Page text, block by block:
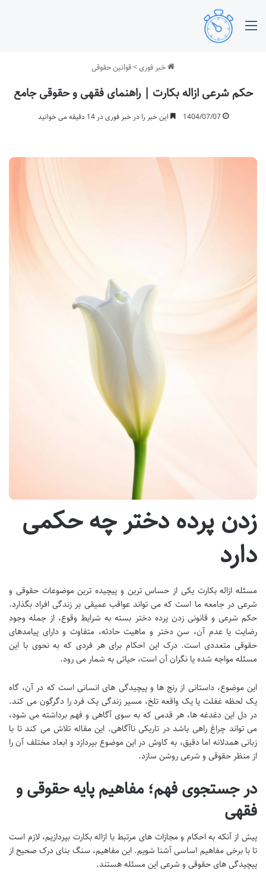
خبر فوری>قوانین حقوقی
حکم شرعی ازاله بکارت | راهنمای فقهی و حقوقی جامع
1404/07/07 این خبر را در خبر فوری در 14 دقیقه می خوانید
زدن پرده دختر چه حکمی
دارد
مسئله ازاله بکارت یکی از حساس ترین و پیچیده ترین موضوعات حقوقی و
شرعی در جامعه ما است که می تواند عواقب عمیقی بر زندگی افراد بگذارد.
حکم شرعی و قانونی زدن پرده دختر بسته به شرایط وقوع، از جمله وجود
رضایت یا عدم آن، سن دختر و ماهیت حادثه، متفاوت و دارای پیامدهای
حقوقی متعددی است. درک این احکام برای هر فردی که به نحوی با این
مسئله مواجه شده یا نگران آن است، حیاتی به شمار می رود.
این موضوع، داستانی از رنج ها و پیچیدگی های انسانی است که در آن، گاه
یک لحظه غفلت یا یک واقعه تلخ، مسیر زندگی یک فرد را دگرگون می کند.
در دل این دغدغه ها، هر قدمی که به سوی آگاهی و فهم برداشته می شود،
می تواند چراغ راهی باشد در تاریکی ناآگاهی. این مقاله تلاش می کند تا با
زبانی همدلانه اما دقیق، به کاوش در این موضوع بپردازد و ابعاد مختلف آن را
از منظر حقوقی و شرعی روشن سازد.
در جستجوی فهم؛ مفاهیم پایه حقوقی و
فقهی
پیش از آنکه به احکام و مجازات های مرتبط با ازاله بکارت بپردازیم، لازم است
تا با برخی مفاهیم اساسی آشنا شویم. این مفاهیم، سنگ بنای درک صحیح از
پیچیدگی های حقوقی و شرعی این مسئله هستند.